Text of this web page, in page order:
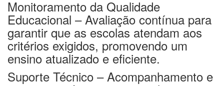
Monitoramento da Qualidade
Educacional – Avaliação contínua para
garantir que as escolas atendam aos
critérios exigidos, promovendo um
ensino atualizado e eficiente.
Suporte Técnico – Acompanhamento e